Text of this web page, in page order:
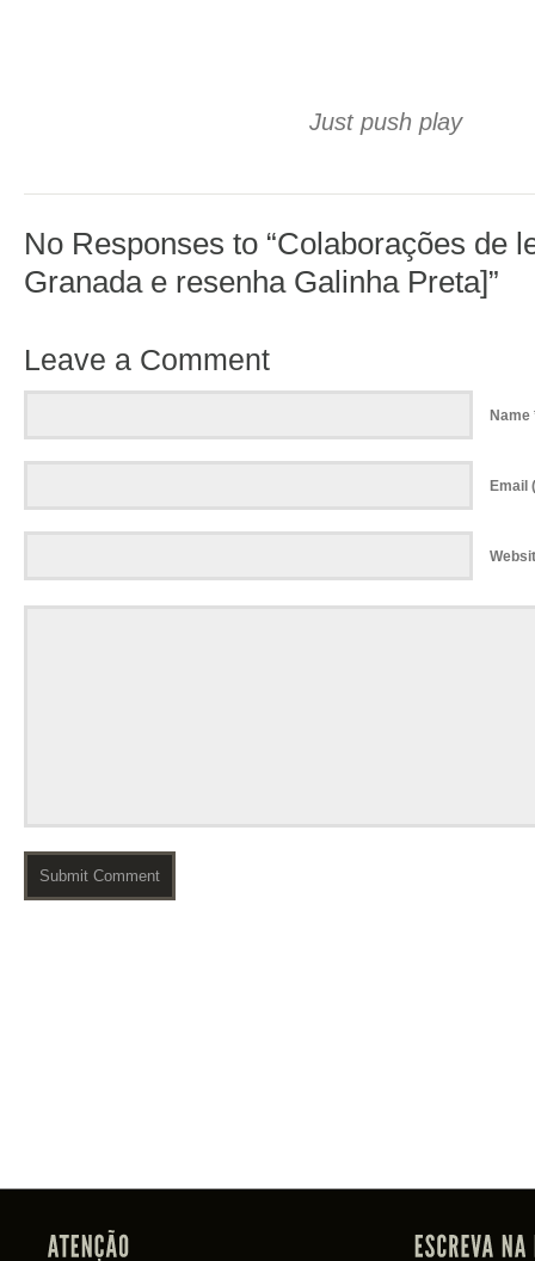
Just push play
No Responses to “Colaborações de
Granada e resenha Galinha Preta]”
Leave a Comment
Name
Email